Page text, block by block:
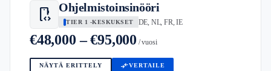
developer_mode Ohjelmistoinsinööri
TIER 1 -KESKUKSET DE, NL, FR, IE
€48,000 – €95,000 / vuosi
NÄYTÄ ERITTELY compare_arrowsVERTAILE